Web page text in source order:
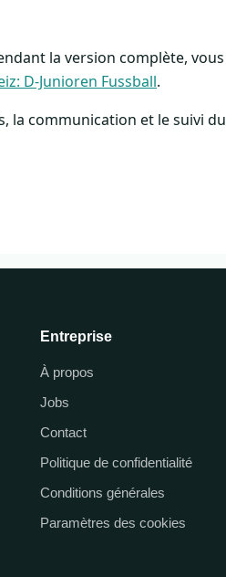
la version complète, vous
D-Junioren Fussball.
la communication et le suivi du
Entreprise
À propos
Jobs
Contact
Politique de confidentialité
Conditions générales
Paramètres des cookies